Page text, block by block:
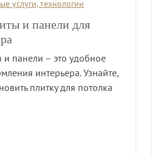
услуги, технологии
и панели для
панели – это удобное
интерьера. Узнайте,
плитку для потолка